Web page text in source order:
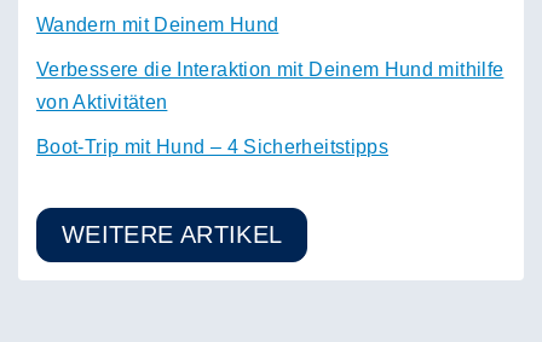
Wandern mit Deinem Hund
Verbessere die Interaktion mit Deinem Hund mithilfe
von Aktivitäten
Boot-Trip mit Hund – 4 Sicherheitstipps
WEITERE ARTIKEL